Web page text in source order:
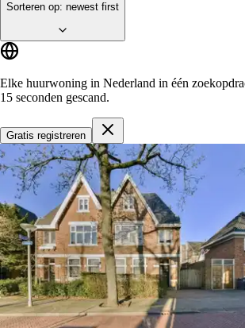
Sorteren op: newest first
Elke huurwoning in Nederland in één
15 seconden gescand.
Gratis registreren